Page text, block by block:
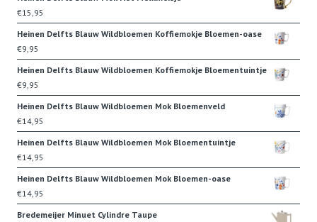
€15,95
Heinen Delfts Blauw Wildbloemen Koffiemokje Bloemen-oase
€9,95
Heinen Delfts Blauw Wildbloemen Koffiemokje Bloementuintje
€9,95
Heinen Delfts Blauw Wildbloemen Mok Bloemenveld
€14,95
Heinen Delfts Blauw Wildbloemen Mok Bloementuintje
€14,95
Heinen Delfts Blauw Wildbloemen Mok Bloemen-oase
€14,95
Bredemeijer Minuet Cylindre Taupe